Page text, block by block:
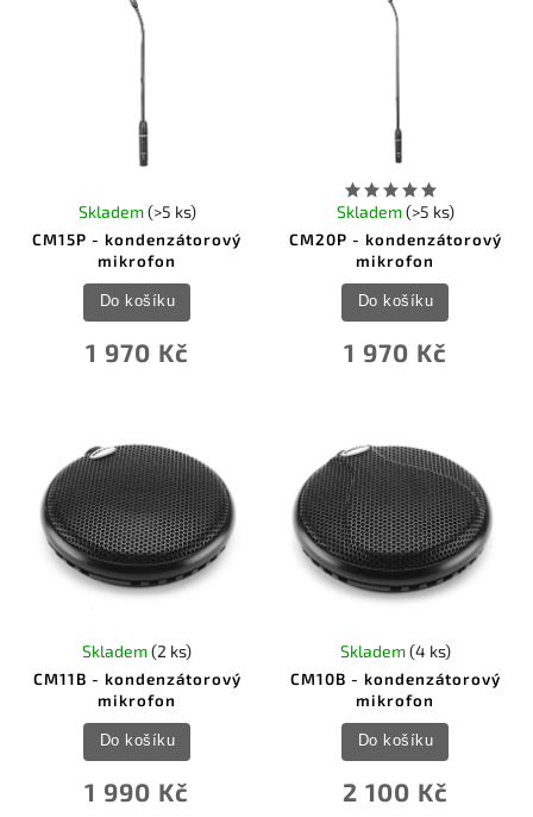
CM15P - kondenzátorový
mikrofon
Skladem(>5 ks)
1 970 Kč
Do košíku
CM20P - kondenzátorový
mikrofon
Skladem(>5 ks)
1 970 Kč
Do košíku
CM11B - kondenzátorový
mikrofon
Skladem(2 ks)
1 990 Kč
Do košíku
CM10B - kondenzátorový
mikrofon
Skladem(4 ks)
2 100 Kč
Do košíku